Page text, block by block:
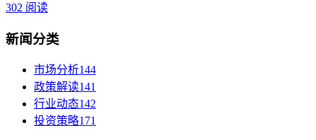
302 阅读
新闻分类
市场分析144
政策解读141
行业动态142
投资策略171